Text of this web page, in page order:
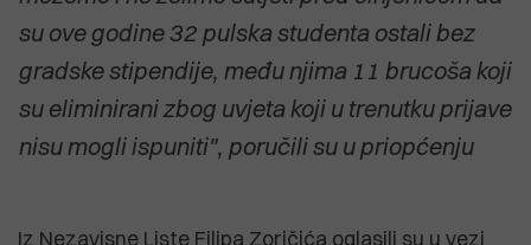
su ove godine 32 pulska studenta ostali bez
gradske stipendije, među njima 11 brucoša koji
su eliminirani zbog uvjeta koji u trenutku prijave
nisu mogli ispuniti", poručili su u priopćenju
Iz Nezavisne Liste Filipa Zoričića oglasili su u vezi